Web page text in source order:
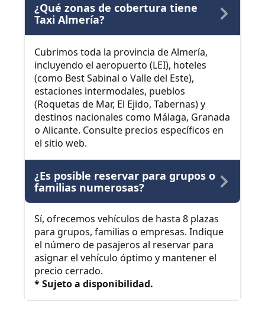
¿Qué zonas de cobertura tiene
Taxi Almería?
Cubrimos toda la provincia de Almería,
incluyendo el aeropuerto (LEI), hoteles
(como Best Sabinal o Valle del Este),
estaciones intermodales, pueblos
(Roquetas de Mar, El Ejido, Tabernas) y
destinos nacionales como Málaga, Granada
o Alicante. Consulte precios específicos en
el sitio web.
¿Es posible reservar para grupos o
familias numerosas?
Sí, ofrecemos vehículos de hasta 8 plazas
para grupos, familias o empresas. Indique
el número de pasajeros al reservar para
asignar el vehículo óptimo y mantener el
precio cerrado.
* Sujeto a disponibilidad.